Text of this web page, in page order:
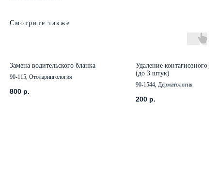
Смотрите также
Замена водительского бланка
90-115, Отоларингология
800 р.
Удаление контагиозного
(до 3 штук)
90-1544, Дерматология
200 р.